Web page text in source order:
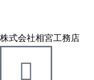
株式会社相宮工務店